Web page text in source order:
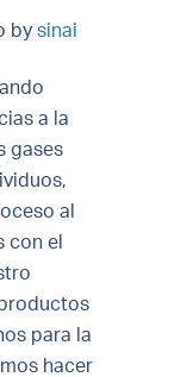
by sinai
a la
gases
al
con el
para la
hacer